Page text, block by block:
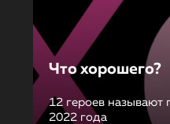
Что хорошего?
12 героев называют
2022 года